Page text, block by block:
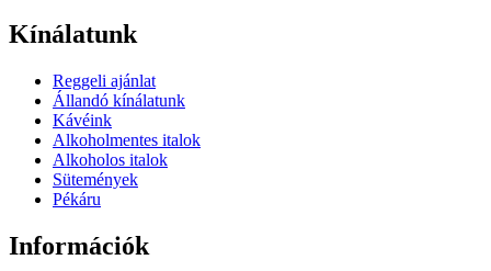
Kínálatunk
Reggeli ajánlat
Állandó kínálatunk
Kávéink
Alkoholmentes italok
Alkoholos italok
Sütemények
Pékáru
Információk